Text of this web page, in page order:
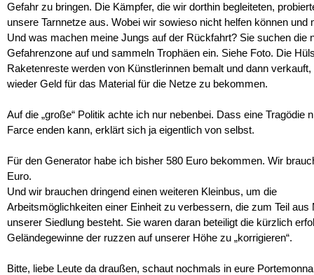
Gefahr zu bringen. Die Kämpfer, die wir dorthin begleiteten,
unsere Tarnnetze aus. Wobei wir sowieso nicht helfen können und
Und was machen meine Jungs auf der Rückfahrt? Sie suchen die
Gefahrenzone auf und sammeln Trophäen ein. Siehe Foto. Die
Raketenreste werden von Künstlerinnen bemalt und dann verkauft,
wieder Geld für das Material für die Netze zu bekommen.
Auf die „große“ Politik achte ich nur nebenbei. Dass eine Tragödie
Farce enden kann, erklärt sich ja eigentlich von selbst.
Für den Generator habe ich bisher 580 Euro bekommen. Wir
Euro.
Und wir brauchen dringend einen weiteren Kleinbus, um die
Arbeitsmöglichkeiten einer Einheit zu verbessern, die zum Teil aus
unserer Siedlung besteht. Sie waren daran beteiligt die kürzlich
Geländegewinne der ruzzen auf unserer Höhe zu „korrigieren“.
Bitte, liebe Leute da draußen, schaut nochmals in eure